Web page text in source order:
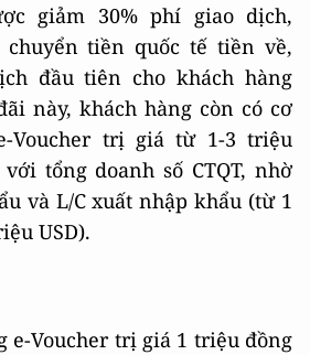
giảm 30% phí giao dịch,
tiền quốc tế tiền về,
đầu tiên cho khách hàng
này, khách hàng còn có cơ
Voucher trị giá từ 1-3 triệu
tổng doanh số CTQT, nhờ
và L/C xuất nhập khẩu (từ 1
USD).
e-Voucher trị giá 1 triệu đồng